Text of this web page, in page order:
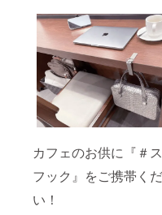
カフェのお供に『＃
フック』をご携帯く
い！